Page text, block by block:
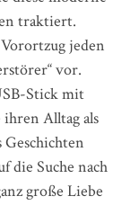
traktiert.
jeden
vor.
Stick mit
ihren Alltag als
die Suche nach
große Liebe